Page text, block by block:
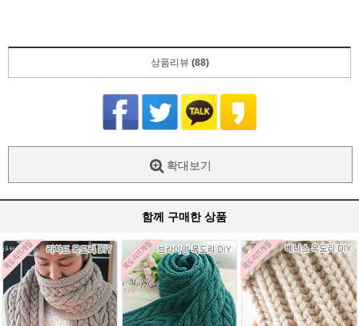
상품리뷰 (88)
확대보기
함께 구매한 상품